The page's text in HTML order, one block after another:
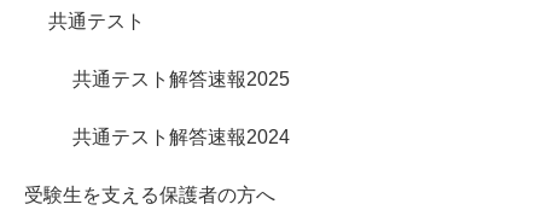
共通テスト
共通テスト解答速報2025
共通テスト解答速報2024
受験生を支える保護者の方へ